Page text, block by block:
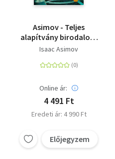
Asimov - Teljes
alapítvány birodalom
robot univerzuma -
Galactica 3.
Isaac Asimov
Online ár:
4 491 Ft
Eredeti ár: 4 990 Ft
Előjegyzem